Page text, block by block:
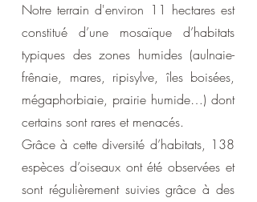
Notre terrain d'environ 11 hectares est
constitué d’une mosaïque d’habitats
typiques des zones humides (aulnaie-
frênaie, mares, ripisylve, îles boisées,
mégaphorbiaie, prairie humide…) dont
certains sont rares et menacés.
Grâce à cette diversité d’habitats, 138
espèces d’oiseaux ont été observées et
sont régulièrement suivies grâce à des